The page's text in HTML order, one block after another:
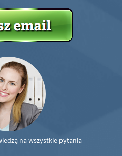
na wszystkie pytania